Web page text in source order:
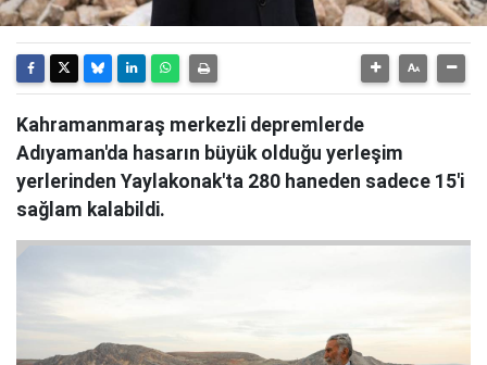
Kahramanmaraş merkezli depremlerde
Adıyaman'da hasarın büyük olduğu yerleşim
yerlerinden Yaylakonak'ta 280 haneden sadece 15'i
sağlam kalabildi.